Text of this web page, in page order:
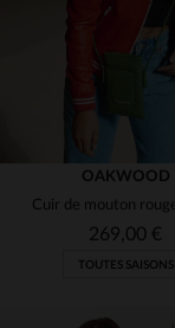
OAKWOOD
269,00 €
TOUTES SAISONS